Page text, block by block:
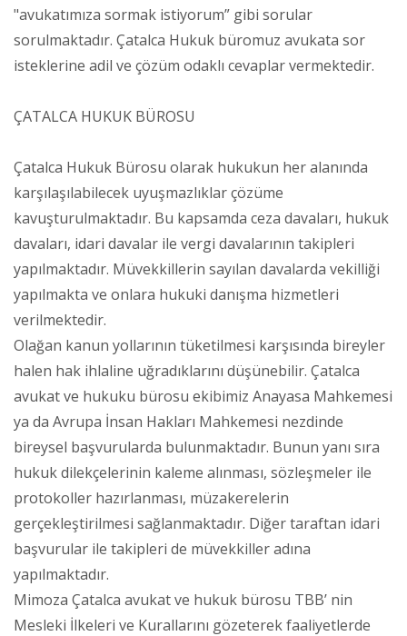
"avukatımıza sormak istiyorum” gibi sorular
sorulmaktadır. Çatalca Hukuk büromuz avukata sor
isteklerine adil ve çözüm odaklı cevaplar vermektedir.
ÇATALCA HUKUK BÜROSU
Çatalca Hukuk Bürosu olarak hukukun her alanında
karşılaşılabilecek uyuşmazlıklar çözüme
kavuşturulmaktadır. Bu kapsamda ceza davaları, hukuk
davaları, idari davalar ile vergi davalarının takipleri
yapılmaktadır. Müvekkillerin sayılan davalarda vekilliği
yapılmakta ve onlara hukuki danışma hizmetleri
verilmektedir.
Olağan kanun yollarının tüketilmesi karşısında bireyler
halen hak ihlaline uğradıklarını düşünebilir. Çatalca
avukat ve hukuku bürosu ekibimiz Anayasa Mahkemesi
ya da Avrupa İnsan Hakları Mahkemesi nezdinde
bireysel başvurularda bulunmaktadır. Bunun yanı sıra
hukuk dilekçelerinin kaleme alınması, sözleşmeler ile
protokoller hazırlanması, müzakerelerin
gerçekleştirilmesi sağlanmaktadır. Diğer taraftan idari
başvurular ile takipleri de müvekkiller adına
yapılmaktadır.
Mimoza Çatalca avukat ve hukuk bürosu TBB’ nin
Mesleki İlkeleri ve Kurallarını gözeterek faaliyetlerde